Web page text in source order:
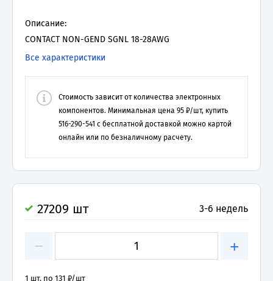
Описание:
CONTACT NON-GEND SGNL 18-28AWG
Все характеристики
Стоимость зависит от количества электронных
компонентов. Минимальная цена 95 ₽/шт, купить
516-290-541 с бесплатной доставкой можно картой
онлайн или по безналичному расчету.
27209 шт 3-6 недель
− +
1 шт. по 131 ₽/шт